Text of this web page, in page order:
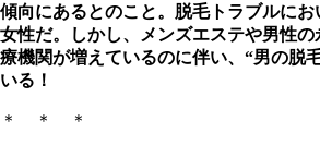
傾向にあるとのこと。 脱毛トラブルに
女性だ。しかし、メンズエステや男性
療機関が増えているのに伴い、“男の脱
いる！
＊ ＊ ＊